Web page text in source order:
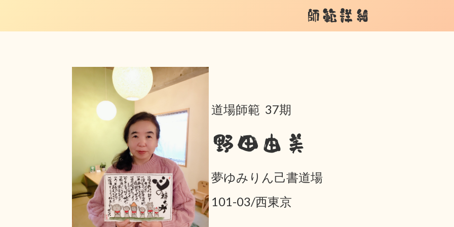
師範詳細
道場師範 37期
野田由美
夢ゆみりん己書道場
101-03/西東京